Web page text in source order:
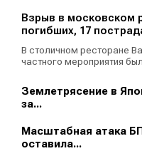
Взрыв в московском
погибших, 17
В столичном ресторане
частного мероприятия
Землетрясение в
за...
Масштабная атака
оставила...